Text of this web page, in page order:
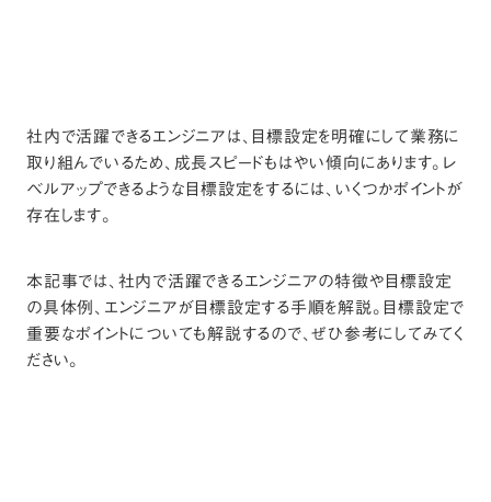
社内で活躍できるエンジニアは、目標設定を明確にして業務に
取り組んでいるため、成長スピードもはやい傾向にあります。レ
ベルアップできるような目標設定をするには、いくつかポイントが
存在します。
本記事では、社内で活躍できるエンジニアの特徴や目標設定
の具体例、エンジニアが目標設定する手順を解説。目標設定で
重要なポイントについても解説するので、ぜひ参考にしてみてく
ださい。